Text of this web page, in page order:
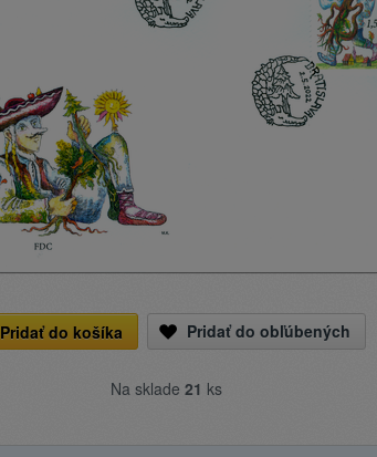
Pridať do košíka Pridať do obľúbených
Na sklade 21 ks